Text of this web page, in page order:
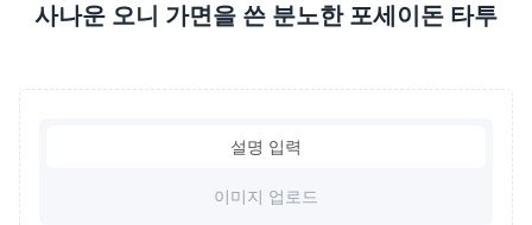
사나운 오니 가면을 쓴 분노한 포세이돈 타투
설명 입력
이미지 업로드